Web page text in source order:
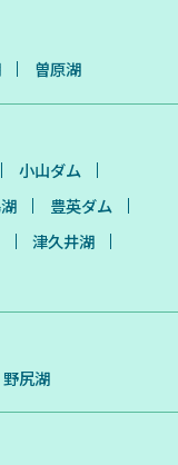
曽原湖
小山ダム
豊英ダム
津久井湖
野尻湖